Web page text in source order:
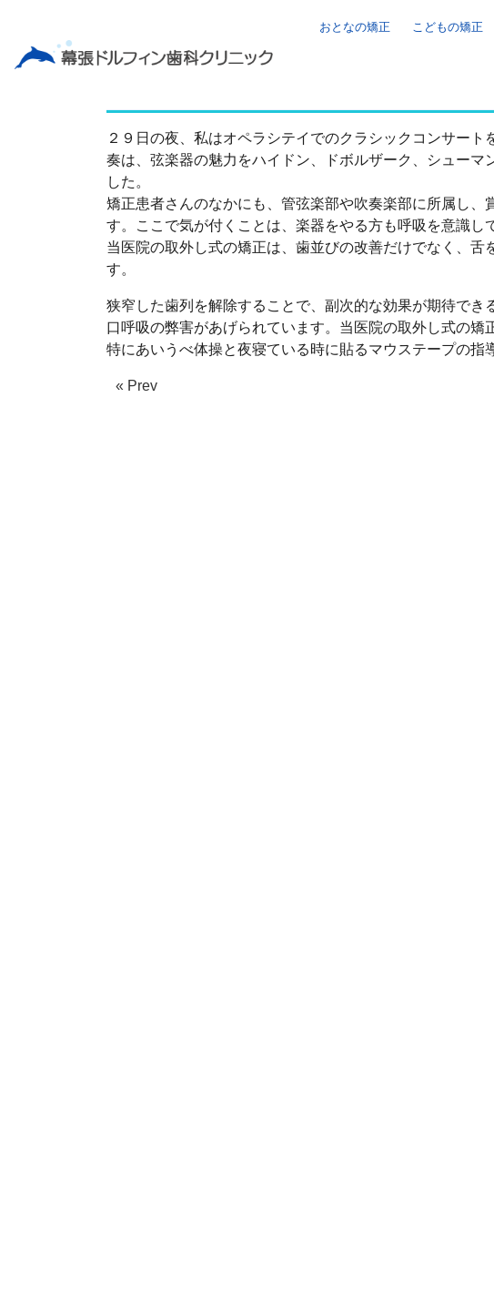
おとなの矯正 こどもの矯正
２９日の夜、私はオペラシテイでのクラシックコンサー
奏は、弦楽器の魅力をハイドン、ドボルザーク、シュー
した。
矯正患者さんのなかにも、管弦楽部や吹奏楽部に所属し、
す。ここで気が付くことは、楽器をやる方も呼吸を意識し
当医院の取外し式の矯正は、歯並びの改善だけでなく、
す。
狭窄した歯列を解除することで、副次的な効果が期待でき
口呼吸の弊害があげられています。当医院の取外し式の矯
特にあいうべ体操と夜寝ている時に貼るマウステープの指
« Prev